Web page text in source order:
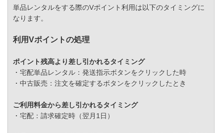
単品レンタルをする際のVポイント利用は以下のタイミングに
なります。
利用Vポイントの処理
ポイント残高より差し引かれるタイミング
・宅配単品レンタル：発送指示ボタンをクリックした時
・中古販売：注文を確定するボタンをクリックしたとき
ご利用料金から差し引かれるタイミング
・宅配：請求確定時（翌月1日）